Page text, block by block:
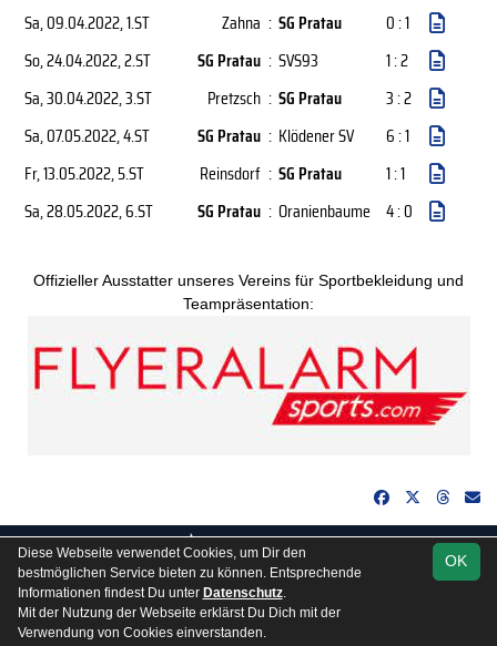
Sa, 09.04.2022, 1.ST Zahna : SG Pratau
0 : 1
So, 24.04.2022, 2.ST SG Pratau : SVS93
1 : 2
Sa, 30.04.2022, 3.ST Pretzsch : SG Pratau
3 : 2
Sa, 07.05.2022, 4.ST SG Pratau : Klödener SV
6 : 1
Fr, 13.05.2022, 5.ST Reinsdorf : SG Pratau
1 : 1
Sa, 28.05.2022, 6.ST SG Pratau : Oranienbaume 4 : 0
Offizieller Ausstatter unseres Vereins für Sportbekleidung und
Teampräsentation:
soccero.de
Besucherstatistik Kontakt Impressum
Datenschutz
OK
Diese Webseite verwendet Cookies, um Dir den
bestmöglichen Service bieten zu können. Entsprechende
Informationen findest Du unter Datenschutz.
Mit der Nutzung der Webseite erklärst Du Dich mit der
Verwendung von Cookies einverstanden.